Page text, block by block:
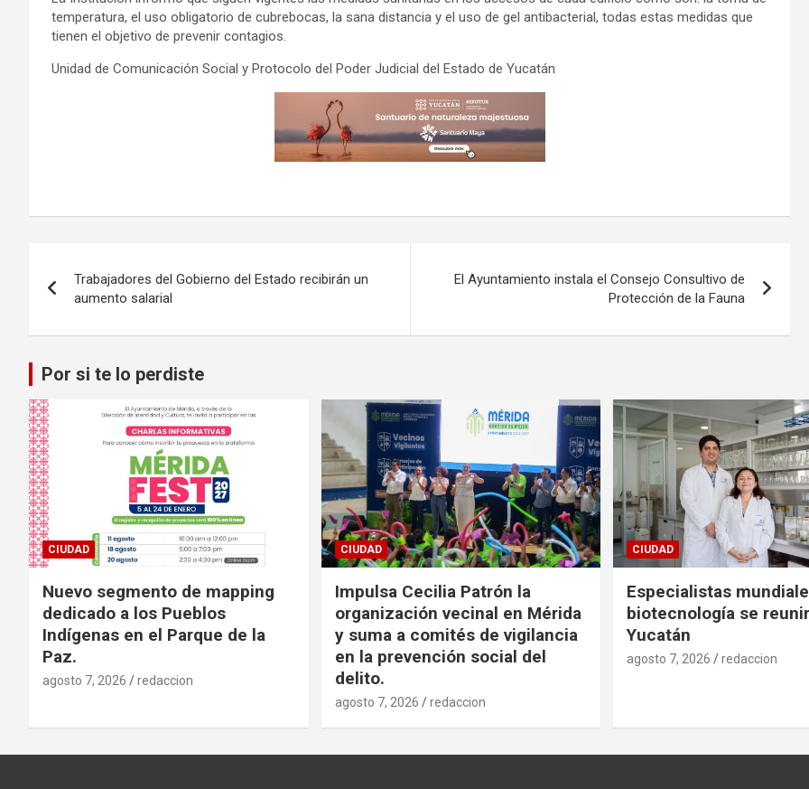
temperatura, el uso obligatorio de cubrebocas, la sana distancia y el uso de gel antibacterial, todas estas medidas que
tienen el objetivo de prevenir contagios.
Unidad de Comunicación Social y Protocolo del Poder Judicial del Estado de Yucatán
de
entradas
Trabajadores del Gobierno del Estado recibirán un
aumento salarial
El Ayuntamiento instala el Consejo Consultivo de
Protección de la Fauna
Por si te lo perdiste
CIUDAD
Nuevo segmento de mapping
dedicado a los Pueblos
Indígenas en el Parque de la
Paz.
agosto 7, 2026 redaccion
CIUDAD
Impulsa Cecilia Patrón la
organización vecinal en Mérida
y suma a comités de vigilancia
en la prevención social del
delito.
agosto 7, 2026 redaccion
CIUDAD
Especialistas
biotecnología se
Yucatán
agosto 7, 2026 redaccion